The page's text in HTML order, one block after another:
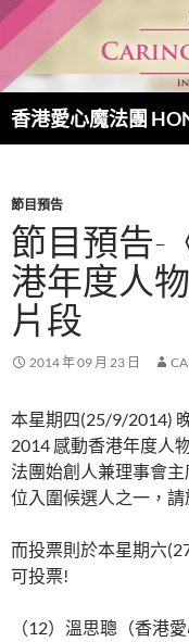
跳
至
要
內
容
搜
尋
節目預告
節目預告-
港年度人
片段
2014 年 09 月 23 日
本星期四(25/9/2014)
2014 感動香港年度人
法團始創人兼理事會
位入圍候選人之一，
而投票則於本星期六
可投票!
（12）溫思聰（香港